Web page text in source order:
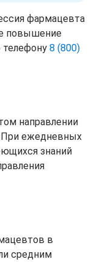
фармацевта
повышение
телефону 8 (800)
направлении
При ежедневных
знаний
в
средним